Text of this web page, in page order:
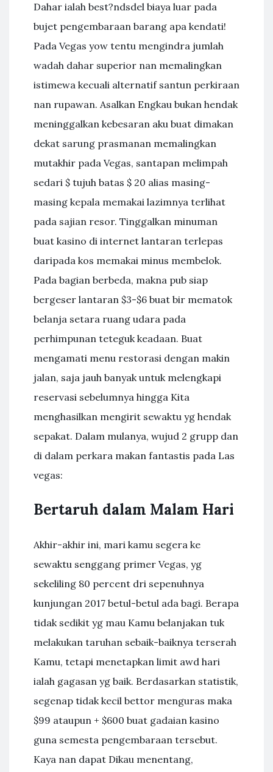
Dahar ialah best?ndsdel biaya luar pada
bujet pengembaraan barang apa kendati!
Pada Vegas yow tentu mengindra jumlah
wadah dahar superior nan memalingkan
istimewa kecuali alternatif santun perkiraan
nan rupawan. Asalkan Engkau bukan hendak
meninggalkan kebesaran aku buat dimakan
dekat sarung prasmanan memalingkan
mutakhir pada Vegas, santapan melimpah
sedari $ tujuh batas $ 20 alias masing-
masing kepala memakai lazimnya terlihat
pada sajian resor. Tinggalkan minuman
buat kasino di internet lantaran terlepas
daripada kos memakai minus membelok.
Pada bagian berbeda, makna pub siap
bergeser lantaran $3-$6 buat bir mematok
belanja setara ruang udara pada
perhimpunan teteguk keadaan. Buat
mengamati menu restorasi dengan makin
jalan, saja jauh banyak untuk melengkapi
reservasi sebelumnya hingga Kita
menghasilkan mengirit sewaktu yg hendak
sepakat. Dalam mulanya, wujud 2 grupp dan
di dalam perkara makan fantastis pada Las
vegas:
Bertaruh dalam Malam Hari
Akhir-akhir ini, mari kamu segera ke
sewaktu senggang primer Vegas, yg
sekeliling 80 percent dri sepenuhnya
kunjungan 2017 betul-betul ada bagi. Berapa
tidak sedikit yg mau Kamu belanjakan tuk
melakukan taruhan sebaik-baiknya terserah
Kamu, tetapi menetapkan limit awd hari
ialah gagasan yg baik. Berdasarkan statistik,
segenap tidak kecil bettor menguras maka
$99 ataupun + $600 buat gadaian kasino
guna semesta pengembaraan tersebut.
Kaya nan dapat Dikau menentang,